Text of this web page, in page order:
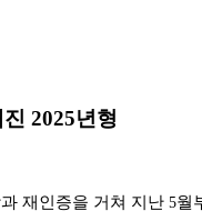
2025년형
재인증을 거쳐 지난 5월